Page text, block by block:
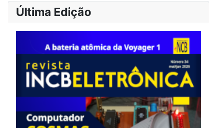
Última Edição